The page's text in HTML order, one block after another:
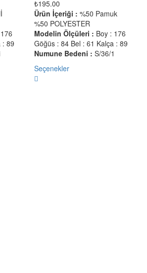
: 89
₺195.00
Ürün İçeriği : %50 Pamuk
%50 POLYESTER
Modelin Ölçüleri : Boy : 176
Göğüs : 84 Bel : 61 Kalça : 89
Numune Bedeni : S/36/1
Seçenekler